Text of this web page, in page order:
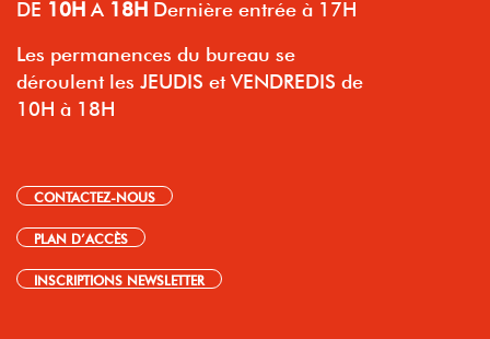
DE 10H À 18H Dernière entrée à 17H
Les permanences du bureau se
déroulent les JEUDIS et VENDREDIS de
10H à 18H
CONTACTEZ-NOUS
PLAN D’ACCÈS
INSCRIPTIONS NEWSLETTER